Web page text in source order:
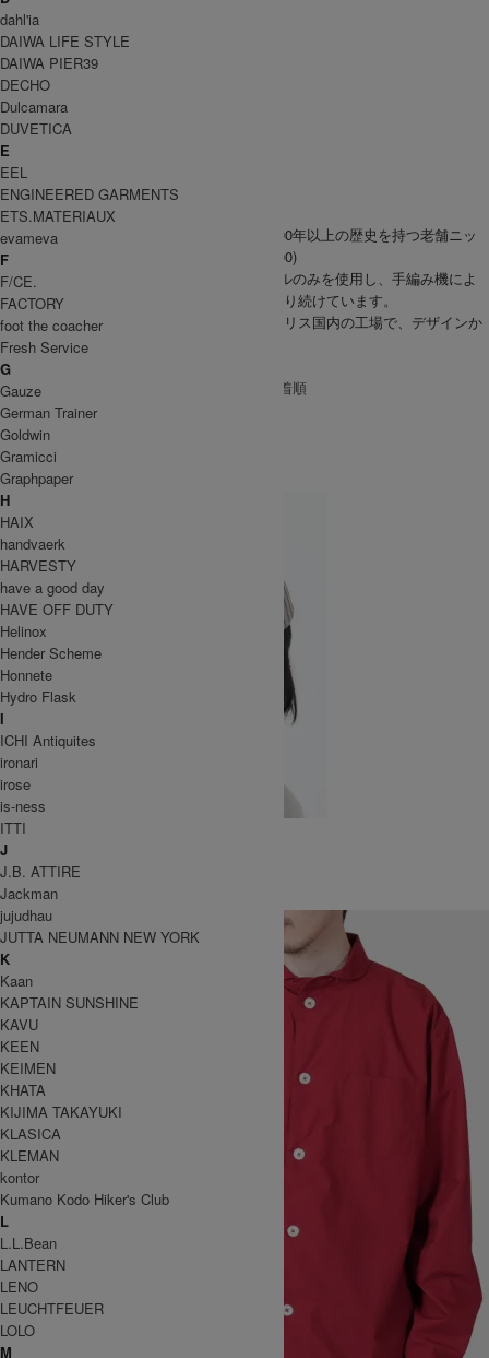
BRAND一覧
Highland2000
ハイランド2000
GOODS
ヘッドウェア
イギリス・ノッティンガムで創業された、100年以上の歴史を持つ老舗ニッ
トメーカー HIGHLAND 2000 (ハイランド2000)
素材には100％ナチュラル繊維の上質なウールのみを使用し、手編み機によ
る伝統的な特殊技法で品質の良いニットを作り続けています。
伝統的なハンドフレーム手法を採用し、イギリス国内の工場で、デザインか
ら生産までを一貫して行っています。
GOODS
[ 並び順を変更 ] -
新着順
全 [1] 商品中 [1-1] を表示
1
Highland2000
ハイランド2000
2×2 Cotton Rib Watchcap
SOLD OUT
全 [1] 商品中 [1-1] 商品を表示しています
TOP>Highland2000
dahl'ia
DAIWA LIFE STYLE
DAIWA PIER39
DECHO
Dulcamara
DUVETICA
E
EEL
ENGINEERED GARMENTS
ETS.MATERIAUX
evameva
F
F/CE.
FACTORY
foot the coacher
Fresh Service
G
Gauze
German Trainer
Goldwin
Gramicci
Graphpaper
H
HAIX
handvaerk
HARVESTY
have a good day
HAVE OFF DUTY
Helinox
Hender Scheme
Honnete
Hydro Flask
I
ICHI Antiquites
ironari
irose
is-ness
ITTI
J
J.B. ATTIRE
Jackman
jujudhau
JUTTA NEUMANN NEW YORK
K
Kaan
KAPTAIN SUNSHINE
KAVU
KEEN
KEIMEN
KHATA
KIJIMA TAKAYUKI
KLASICA
KLEMAN
kontor
Kumano Kodo Hiker's Club
L
L.L.Bean
LANTERN
LENO
LEUCHTFEUER
LOLO
M